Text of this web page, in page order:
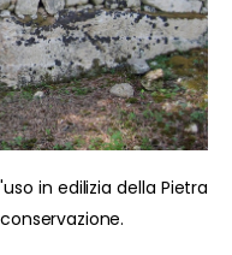
in edilizia della Pietra